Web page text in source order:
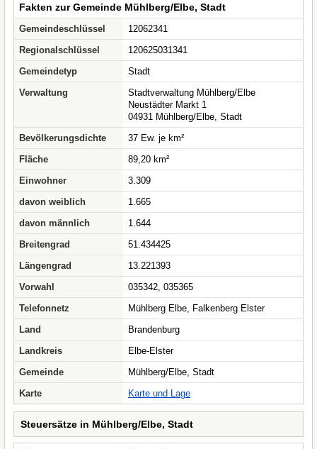
Fakten zur Gemeinde Mühlberg/Elbe, Stadt
Gemeindeschlüssel
12062341
Regionalschlüssel
120625031341
Gemeindetyp
Stadt
Verwaltung
Stadtverwaltung Mühlberg/Elbe
Neustädter Markt 1
04931 Mühlberg/Elbe, Stadt
Bevölkerungsdichte
37 Ew. je km²
Fläche
89,20 km²
Einwohner
3.309
davon weiblich
1.665
davon männlich
1.644
Breitengrad
51.434425
Längengrad
13.221393
Vorwahl
035342, 035365
Telefonnetz
Mühlberg Elbe, Falkenberg Elster
Land
Brandenburg
Landkreis
Elbe-Elster
Gemeinde
Mühlberg/Elbe, Stadt
Karte
Karte und Lage
Steuersätze in Mühlberg/Elbe, Stadt